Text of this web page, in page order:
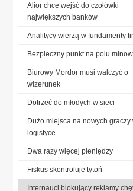
Alior chce wejść do czołówki
największych banków
Analitycy wierzą w fundamenty
Bezpieczny punkt na polu
Biurowy Mordor musi walczyć o
wizerunek
Dotrzeć do młodych w sieci
Dużo miejsca na nowych graczy
logistyce
Dwa razy więcej pieniędzy
Fiskus skontroluje tytoń
Internauci blokujący reklamy